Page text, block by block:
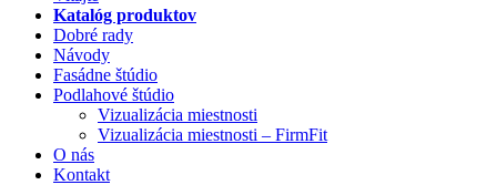
Katalóg produktov
Dobré rady
Návody
Fasádne štúdio
Podlahové štúdio
Vizualizácia miestnosti
Vizualizácia miestnosti – FirmFit
O nás
Kontakt